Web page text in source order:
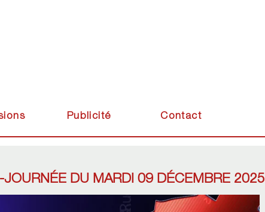
Publicité Contact
DU MARDI 09 DÉCEMBRE 2025